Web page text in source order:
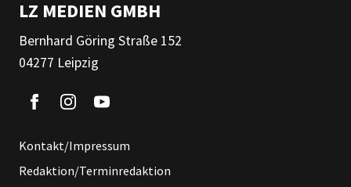
LZ MEDIEN GMBH
Bernhard Göring Straße 152
04277 Leipzig
Kontakt/Impressum
Redaktion/Terminredaktion